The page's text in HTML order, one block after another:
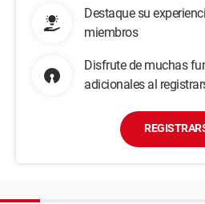
Destaque su
miembros
Disfrute de muchas
adicionales al